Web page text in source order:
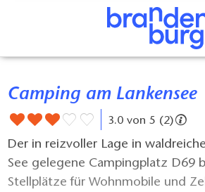
Camping am Lankensee
3.0 von 5 (2)
Der in reizvoller Lage in
See gelegene Campingplatz D69
Stellplätze für Wohnmobile und